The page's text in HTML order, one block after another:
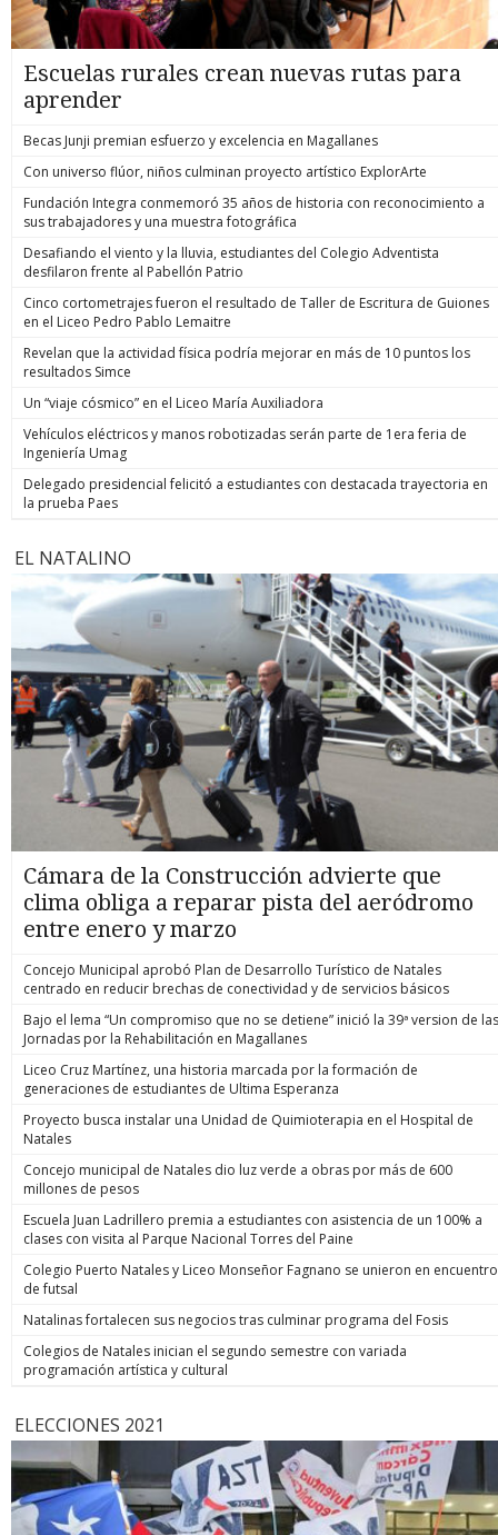
Escuelas rurales crean nuevas rutas para
aprender
Becas Junji premian esfuerzo y excelencia en Magallanes
Con universo flúor, niños culminan proyecto artístico ExplorArte
Fundación Integra conmemoró 35 años de historia con reconocimiento a
sus trabajadores y una muestra fotográfica
Desafiando el viento y la lluvia, estudiantes del Colegio Adventista
desfilaron frente al Pabellón Patrio
Cinco cortometrajes fueron el resultado de Taller de Escritura de Guiones
en el Liceo Pedro Pablo Lemaitre
Revelan que la actividad física podría mejorar en más de 10 puntos los
resultados Simce
Un “viaje cósmico” en el Liceo María Auxiliadora
Vehículos eléctricos y manos robotizadas serán parte de 1era feria de
Ingeniería Umag
Delegado presidencial felicitó a estudiantes con destacada trayectoria en
la prueba Paes
EL NATALINO
Cámara de la Construcción advierte que
clima obliga a reparar pista del aeródromo
entre enero y marzo
Concejo Municipal aprobó Plan de Desarrollo Turístico de Natales
centrado en reducir brechas de conectividad y de servicios básicos
Bajo el lema “Un compromiso que no se detiene” inició la 39ª version de las
Jornadas por la Rehabilitación en Magallanes
Liceo Cruz Martínez, una historia marcada por la formación de
generaciones de estudiantes de Ultima Esperanza
Proyecto busca instalar una Unidad de Quimioterapia en el Hospital de
Natales
Concejo municipal de Natales dio luz verde a obras por más de 600
millones de pesos
Escuela Juan Ladrillero premia a estudiantes con asistencia de un 100% a
clases con visita al Parque Nacional Torres del Paine
Colegio Puerto Natales y Liceo Monseñor Fagnano se unieron en encuentro
de futsal
Natalinas fortalecen sus negocios tras culminar programa del Fosis
Colegios de Natales inician el segundo semestre con variada
programación artística y cultural
ELECCIONES 2021